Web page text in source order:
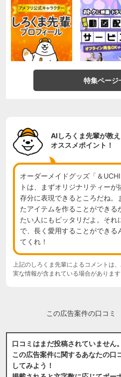
特集ページ
AIしろくま先輩が教
オススメポイント！
オーダーメイドグッズ「＆
トは、まずオリジナリティー
存分に表現できるところだね。
たアイテムを作ることができる
たい人にもピッタリだよ。そ
で、長く愛用することができる
てくれ！
上記のしろくま先輩によるコメントは
実な情報が含まれている場合があります
この広告案件の口コミ
口コミはまだ投稿されていません。
この広告案件に関するあなたの口
してみよう！